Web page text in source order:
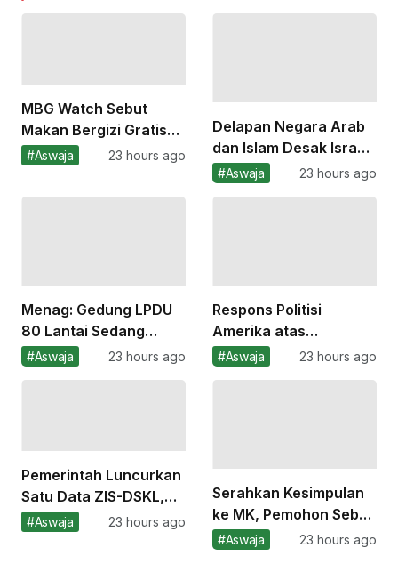
MBG Watch Sebut
Makan Bergizi Gratis
Belum Berbasis
#Aswaja 23 hours ago
Delapan Negara Arab
dan Islam Desak Israel
Hentikan Genosida
#Aswaja 23 hours ago
Menag: Gedung LPDU
80 Lantai Sedang
Diproses, Akan Jadi
#Aswaja 23 hours ago
Respons Politisi
Amerika atas
Kemenangan Abdul El
#Aswaja 23 hours ago
Pemerintah Luncurkan
Satu Data ZIS-DSKL,
Cegah Penerima Zakat
#Aswaja 23 hours ago
Serahkan Kesimpulan
ke MK, Pemohon Sebut
Dosen Belum Memiliki
#Aswaja 23 hours ago